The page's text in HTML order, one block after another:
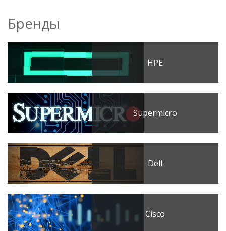
Бренды
HPE
Supermicro
Dell
Cisco